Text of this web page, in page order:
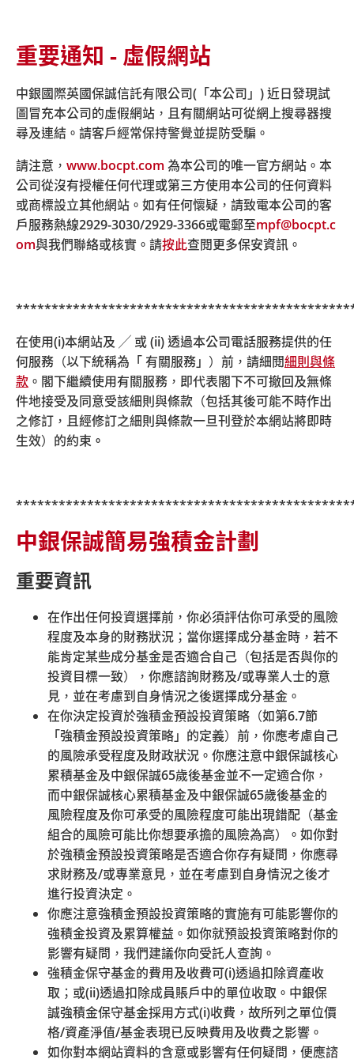
重要通知 - 虛假網站
中銀國際英國保誠信託有限公司(「本公司」) 近日發現試
圖冒充本公司的虛假網站，且有關網站可從網上搜尋器搜
尋及連結。請客戶經常保持警覺並提防受騙。
請注意， www.bocpt.com 為本公司的唯一官方網站。本
公司從沒有授權任何代理或第三方使用本公司的任何資料
或商標設立其他網站。如有任何懷疑，請致電本公司的客
戶服務熱線2929-3030/2929-3366或電郵至mpf@bocpt.c
om與我們聯絡或核實。請按此查閱更多保安資訊。
在使用(i)本網站及 ╱ 或 (ii) 透過本公司電話服務提供的任
何服務（以下統稱為「 有關服務」）前，請細閱細則與條
款 。閣下繼續使用有關服務，即代表閣下不可撤回及無條
件地接受及同意受該細則與條款（包括其後可能不時作出
之修訂，且經修訂之細則與條款一旦刊登於本網站將即時
生效）的約束 。
中銀保誠簡易強積金計劃
重要資訊
在作出任何投資選擇前，你必須評估你可承受的風險
程度及本身的財務狀況；當你選擇成分基金時，若不
能肯定某些成分基金是否適合自己（包括是否與你的
投資目標一致），你應諮詢財務及/或專業人士的意
見，並在考慮到自身情況之後選擇成分基金。
在你決定投資於強積金預設投資策略（如第6.7節
「強積金預設投資策略」的定義）前，你應考慮自己
的風險承受程度及財政狀況。你應注意中銀保誠核心
累積基金及中銀保誠65歲後基金並不一定適合你，
而中銀保誠核心累積基金及中銀保誠65歲後基金的
風險程度及你可承受的風險程度可能出現錯配（基金
組合的風險可能比你想要承擔的風險為高）。如你對
於強積金預設投資策略是否適合你存有疑問，你應尋
求財務及/或專業意見，並在考慮到自身情況之後才
進行投資決定。
你應注意強積金預設投資策略的實施有可能影響你的
強積金投資及累算權益。如你就預設投資策略對你的
影響有疑問，我們建議你向受託人查詢。
強積金保守基金的費用及收費可(i)透過扣除資產收
取；或(ii)透過扣除成員賬戶中的單位收取。中銀保
誠強積金保守基金採用方式(i)收費，故所列之單位價
格/資產淨值/基金表現已反映費用及收費之影響。
如你對本網站資料的含意或影響有任何疑問，便應諮
主頁 超連結政策
超連結政策
中銀國際英國保誠信託有限公司
本頁列載中銀國際英國保誠信託有限公司（「中銀保誠信
託」）有關的超連結政策。
網站」）超連結至中銀保誠信託以外的網站
為方便閣下，中銀保誠信託網站可能會提供超連結至互聯
網上的其他網站。這些超連結引向第三者的網站，包括與
中銀保誠信託有關聯的第三者。中銀保誠信託並無責任查
核該等第三者網站的內容。閣下須自行承擔使用該等超連
結及第三者網站的風險。對於閣下使用該等超連結及第三
者網站所產生或引致的一切後果，中銀保誠信託一概不負
紹任何第三者或其產品或服務，亦不表示中銀保誠信託與
確表明或同意，中銀保誠信託不是閣下與第三者網站的供
應者或任何第三者所訂立的合約安排中的其中一方。
為方便閣下，中銀保誠信託網站可能會提供超連結至含有
可供下載軟件的第三者網站。對於閣下在下載或安裝該等
軟件時所遇到的一切困難或因閣下下載或安裝該等軟件所
產生或引致的一切後果，中銀保誠信託一概不負責任。從
互聯網下載的軟件之使用是受該軟件的許可証協議限制。
雖然中銀保誠信託並無責任，但中銀保誠信託仍提醒閣下
遵守該等軟件的許可証協議條款。如果閣下違反許可証協
議，可能侵犯了有關軟件提供者的知識產權。
當閣下離開中銀保誠信託網站前往另一網站，閣下將受另
一網站的使用條款和私隱政策監管。
從中銀保誠信託以外網站超連結至中銀保誠信託網站
在閣下建立超連結至中銀保誠信託網站前，必須先得到中
銀保誠信託的書面批准。中銀保誠信託有絕對酌情權決定
准許或拒絕准許建立超連結。在一般情況下，中銀保誠信
託只會准許建立以中銀保誠信託名稱或網址顯示的超連
結。除在非常特殊的情況下，中銀保誠信託不會准許使用
中銀保誠信託的徽號、商名、商標或任何可推論為中銀保
誠信託的東西，而中銀保誠信託亦會就獲得中銀保誠信託
准許該等使用的情況下要求使用者付款，中銀保誠信託有
絕對酌情權決定收費。任何引向中銀保誠信託網站的連
結，必須直接連結至中銀保誠信託網站的主頁，並不能在
中銀保誠信託網頁或內容，「附加框架」或「直接連結內